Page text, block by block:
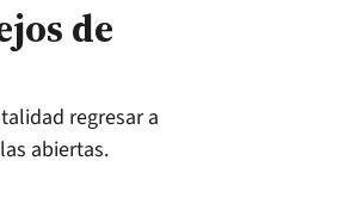
de
regresar a
abiertas.